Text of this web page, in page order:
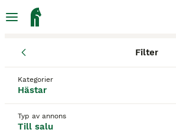
Filter
Kategorier
Hästar
Typ av annons
Till salu
Snäll Islandshästar till salu